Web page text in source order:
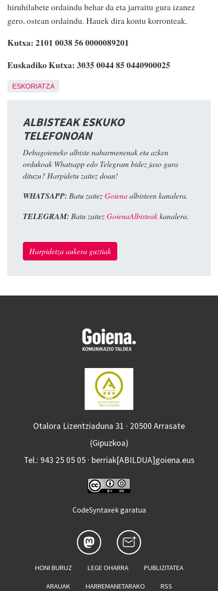
hiruhilabete ordaindu behar da eta jarraitu gura izanez
gero, ostean ordaindu. Hauek dira kontu korronteak.
Kutxa: 2101 0038 56 0000089201
Euskadiko Kutxa: 3035 0044 85 0440900025
ESKORIATZA
ALBISTEAK ESKUKO
TELEFONOAN
Debagoieneko albiste nabarmenenak eta azken
ordukoak Whatsapp edo Telegram bidez jaso gura
dituzu? Harpidetu zaitez doan!
WHATSAPP: Batu zaitezGoienaalbisteen kanalera.
TELEGRAM: Batu zaitezGoienaAlbisteakkanalera.
Harpidetza aukera guztiak
Otalora Lizentziaduna 31 · 20500 Arrasate
(Gipuzkoa)
Tel.: 943 25 05 05 · berriak[ABILDUA]goiena.eus
CodeSyntaxek garatua
HONI BURUZ LEGE OHARRA PUBLIZITATEA
ARAUAK HARREMANETARAKO RSS